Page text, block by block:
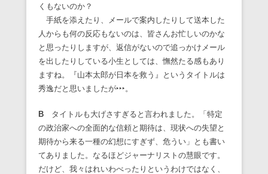
くもないのか？
手紙を添えたり、メールで案内したりして送本した
人からも何の反応もないのは、皆さんお忙しいのかな
と思ったりしますが、返信がないので追っかけメール
を出したりしている小生としては、憮然たる感もあり
ますね。『山本太郎が日本を救う』というタイトルは
秀逸だと思いましたが‣‣‣。
B タイトルも大げさすぎると言われました。「特定
の政治家への全面的な信頼と期待は、現状への失望と
期待から来る一種の幻想にすぎず、危うい」とも書い
てありました。なるほどジャーナリストの慧眼です。
だけど、我々はれいわべったりというわけではなく、